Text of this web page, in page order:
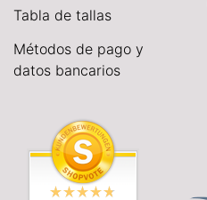
Tabla de tallas
Métodos de pago y
datos bancarios